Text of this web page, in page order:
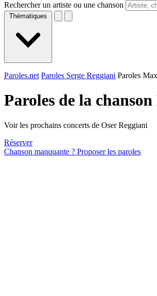
Rechercher un artiste ou une chanson
Thématiques
Paroles.net Paroles Serge Reggiani Paroles
Paroles de la
Voir les prochains concerts de Oser Reggiani
Réserver
Chanson manquante ? Proposer les paroles